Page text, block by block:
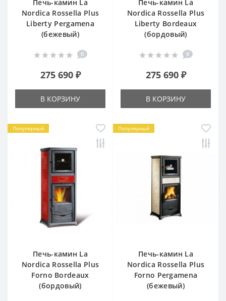
Печь-камин La
Nordica Rossella Plus
Liberty Pergamena
(бежевый)
0
275 690 ₽
В КОРЗИНУ
Печь-камин La
Nordica Rossella Plus
Liberty Bordeaux
(бордовый)
0
275 690 ₽
В КОРЗИНУ
Популярный
Печь-камин La
Nordica Rossella Plus
Forno Bordeaux
(бордовый)
Популярный
Печь-камин La
Nordica Rossella Plus
Forno Pergamena
(бежевый)